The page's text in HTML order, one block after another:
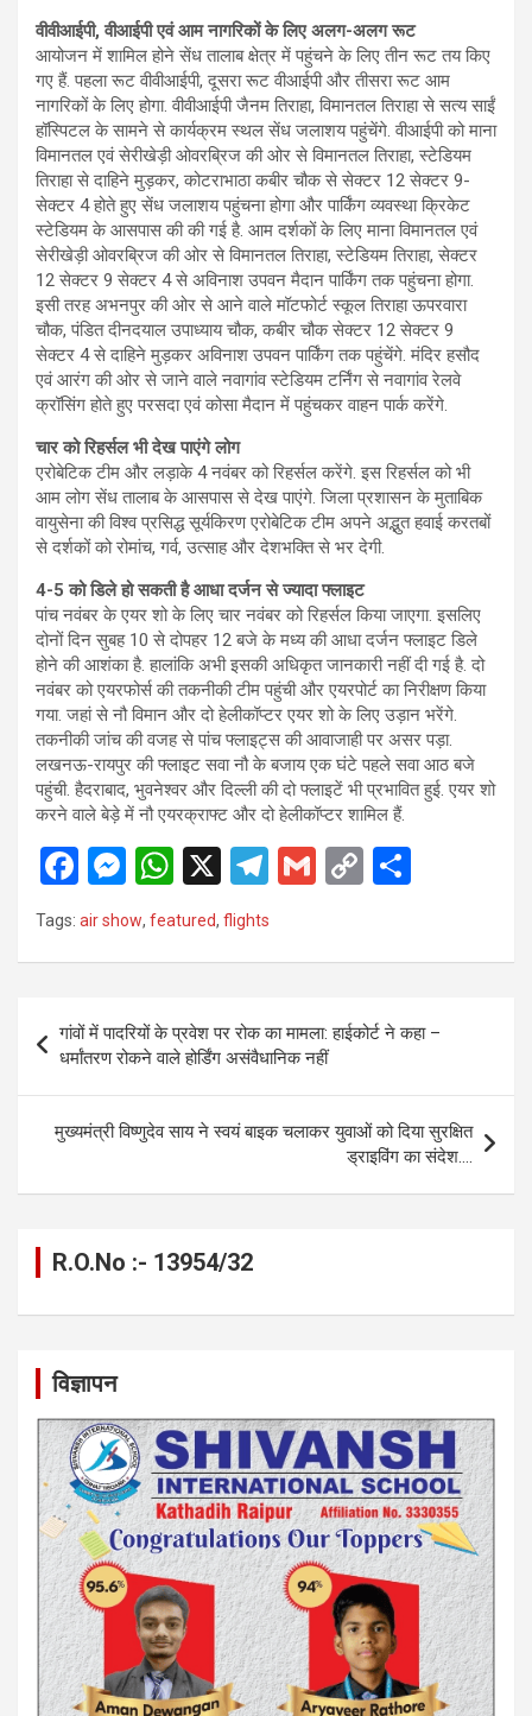
वीवीआईपी, वीआईपी एवं आम नागरिकों के लिए अलग-अलग रूट
आयोजन में शामिल होने सेंध तालाब क्षेत्र में पहुंचने के लिए तीन रूट तय किए
गए हैं. पहला रूट वीवीआईपी, दूसरा रूट वीआईपी और तीसरा रूट आम
नागरिकों के लिए होगा. वीवीआईपी जैनम तिराहा, विमानतल तिराहा से सत्य साईं
हॉस्पिटल के सामने से कार्यक्रम स्थल सेंध जलाशय पहुंचेंगे. वीआईपी को माना
विमानतल एवं सेरीखेड़ी ओवरब्रिज की ओर से विमानतल तिराहा, स्टेडियम
तिराहा से दाहिने मुड़कर, कोटराभाठा कबीर चौक से सेक्टर 12 सेक्टर 9-
सेक्टर 4 होते हुए सेंध जलाशय पहुंचना होगा और पार्किंग व्यवस्था क्रिकेट
स्टेडियम के आसपास की की गई है. आम दर्शकों के लिए माना विमानतल एवं
सेरीखेड़ी ओवरब्रिज की ओर से विमानतल तिराहा, स्टेडियम तिराहा, सेक्टर
12 सेक्टर 9 सेक्टर 4 से अविनाश उपवन मैदान पार्किंग तक पहुंचना होगा.
इसी तरह अभनपुर की ओर से आने वाले मॉटफोर्ट स्कूल तिराहा ऊपरवारा
चौक, पंडित दीनदयाल उपाध्याय चौक, कबीर चौक सेक्टर 12 सेक्टर 9
सेक्टर 4 से दाहिने मुड़कर अविनाश उपवन पार्किंग तक पहुंचेंगे. मंदिर हसौद
एवं आरंग की ओर से जाने वाले नवागांव स्टेडियम टर्निंग से नवागांव रेलवे
क्रॉसिंग होते हुए परसदा एवं कोसा मैदान में पहुंचकर वाहन पार्क करेंगे.
चार को रिहर्सल भी देख पाएंगे लोग
एरोबेटिक टीम और लड़ाके 4 नवंबर को रिहर्सल करेंगे. इस रिहर्सल को भी
आम लोग सेंध तालाब के आसपास से देख पाएंगे. जिला प्रशासन के मुताबिक
वायुसेना की विश्व प्रसिद्ध सूर्यकिरण एरोबेटिक टीम अपने अद्भुत हवाई करतबों
से दर्शकों को रोमांच, गर्व, उत्साह और देशभक्ति से भर देगी.
4-5 को डिले हो सकती है आधा दर्जन से ज्यादा फ्लाइट
पांच नवंबर के एयर शो के लिए चार नवंबर को रिहर्सल किया जाएगा. इसलिए
दोनों दिन सुबह 10 से दोपहर 12 बजे के मध्य की आधा दर्जन फ्लाइट डिले
होने की आशंका है. हालांकि अभी इसकी अधिकृत जानकारी नहीं दी गई है. दो
नवंबर को एयरफोर्स की तकनीकी टीम पहुंची और एयरपोर्ट का निरीक्षण किया
गया. जहां से नौ विमान और दो हेलीकॉप्टर एयर शो के लिए उड़ान भरेंगे.
तकनीकी जांच की वजह से पांच फ्लाइट्स की आवाजाही पर असर पड़ा.
लखनऊ-रायपुर की फ्लाइट सवा नौ के बजाय एक घंटे पहले सवा आठ बजे
पहुंची. हैदराबाद, भुवनेश्वर और दिल्ली की दो फ्लाइटें भी प्रभावित हुई. एयर शो
करने वाले बेड़े में नौ एयरक्राफ्ट और दो हेलीकॉप्टर शामिल हैं.
F
a
ce
o
o
k
M
es
se
g
er
W
h
at
A
p
p
X
T
a
m
G
C
n
Tags: air show, featured, flights
navigation
गांवों में पादरियों के प्रवेश पर रोक का मामला: हाईकोर्ट ने कहा –
धर्मांतरण रोकने वाले होर्डिंग असंवैधानिक नहीं
मुख्यमंत्री विष्णुदेव साय ने स्वयं बाइक चलाकर युवाओं को दिया सुरक्षित
ड्राइविंग का संदेश….
R.O.No :- 13954/32
विज्ञापन